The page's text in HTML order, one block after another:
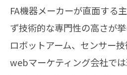
FA機器メーカーが直面する
ず技術的な専門性の高さが
ロボットアーム、センサー
webマーケティング会社で